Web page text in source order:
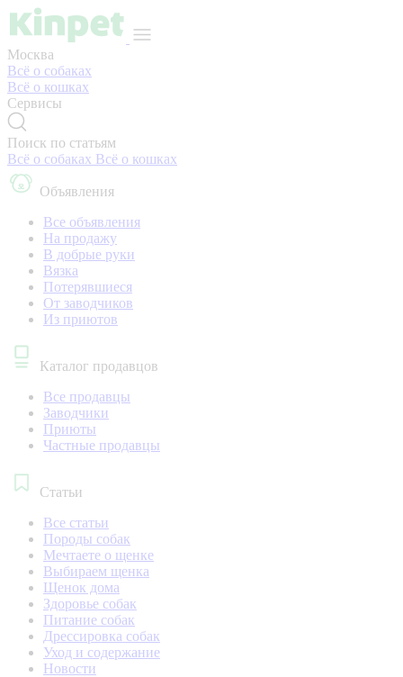
Москва
Всё о собаках
Всё о кошках
Сервисы
Поиск по статьям
Всё о собаках Всё о кошках
Объявления
Все объявления
На продажу
В добрые руки
Вязка
Потерявшиеся
От заводчиков
Из приютов
Каталог продавцов
Все продавцы
Заводчики
Приюты
Частные продавцы
Статьи
Все статьи
Породы собак
Мечтаете о щенке
Выбираем щенка
Щенок дома
Здоровье собак
Питание собак
Дрессировка собак
Уход и содержание
Новости